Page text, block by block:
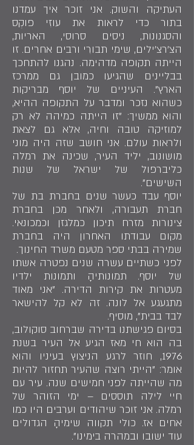
העתיקה והשוק. אני זוכר איך עמדנו
בתור כדי לראות את עוזִי פוקְס
והסגנונות, ניסים סרוסי, האריות,
הצ'רצ'ילים, שימי תבורִי ורבים אחרים. זו
הייתה תקופה מדהימה. נהגנו להתחכך
בבליינים שהגיעו כמובן גם ממרכז
הארץ". העיניים של יוסף מבריקות
כשהוא נזכר ומדבר על התקופה ההיא,
והוא ממשיך: "זו הייתה כמיהה לא רק
למוזיקה טובה וחיה, אלא גם לצאת
ולראות עולם. אני חושב שזה היה מוני
מושונוב, יליד העיר, שכינה את רמלה
כליברפול של ישראל של שנות
השישים".
יוסף עבד כעשר שנים בחברת בת של
חברת תעבורה, ולאחר מכן בחברת
צינורות מזרח תיכון כמלגזן וכמכונאי.
מקום עבודתו האחרון היה בחברת
שמירה בבתי ספר מטעם משרד החינוך.
לפני כשתיים עשרה שנים נפטרה אשתו
של יוסף. תמונותיהָ ותמונות ילדיו
מעטרות את קירות הדירה. "אני מאוד
מתגעגע אל לונה. זה לא קל להישאר
לבד בבית", מוסיף.
בסיום פגישתנו בדירה שברחוב סוקולוב,
בה הוא חי מאז הגיע אל העיר בשנת
1976, חוזר לרגע הניצוץ בעיניו והוא
אומר: "הייתי רוצה שהעיר תחזור להיות
מה שהייתה לפני חמישים שנה. עיר עם
חיי לילה תוססים – ימי הזוהר של
רמלה. אני זוכר שיהודים וערבים היו כמו
אחים אז. כולי תקווה שימיהָ הגדולים
עוד ישובו ובמהרה בימינו".